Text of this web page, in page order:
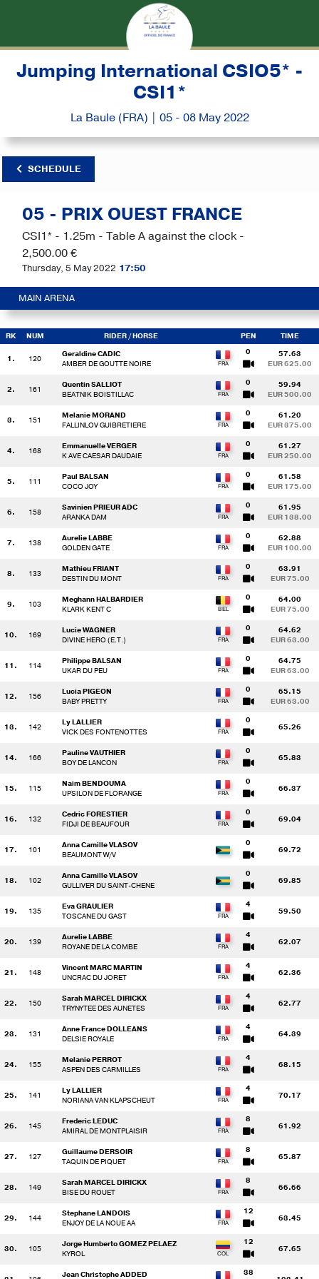
Jumping International CSIO5* -
CSI1*
La Baule (FRA) | 05 - 08 May 2022
SCHEDULE
05 - PRIX OUEST FRANCE
CSI1* - 1.25m - Table A against the clock -
2,500.00 €
Thursday, 5 May 2022 17:50
MAIN ARENA
RK NUM RIDER/ HORSE PEN TIME
1. 120
Geraldine CADIC
AMBER DE GOUTTE NOIRE
0 57.63
EUR 625.00
2. 161
Quentin SALLIOT
BEATNIK BOISTILLAC
0 59.94
EUR 500.00
3. 151
Melanie MORAND
FALLINLOV GUIBRETIERE
0 61.20
EUR 375.00
4. 168
Emmanuelle VERGER
K AVE CAESAR DAUDAIE
0 61.27
EUR 250.00
5. 111
Paul BALSAN
COCO JOY
0 61.58
EUR 175.00
6. 158
Savinien PRIEUR ADC
ARANKA DAM
0 61.95
EUR 138.00
7. 138
Aurelie LABBE
GOLDEN GATE
0 62.88
EUR 100.00
8. 133
Mathieu FRIANT
DESTIN DU MONT
0 63.91
EUR 75.00
9. 103
Meghann HALBARDIER
KLARK KENT C
0 64.00
EUR 75.00
10. 169
Lucie WAGNER
DIVINE HERO (E.T.)
0 64.62
EUR 63.00
11. 114
Philippe BALSAN
UKAR DU PEU
0 64.75
EUR 63.00
12. 156
Lucia PIGEON
BABY PRETTY
0 65.15
EUR 63.00
13. 142
Ly LALLIER
VICK DES FONTENOTTES
0
65.26
14. 166
Pauline VAUTHIER
BOY DE LANCON
0
65.83
15. 115
Naim BENDOUMA
UPSILON DE FLORANGE
0
66.37
16. 132
Cedric FORESTIER
FIDJI DE BEAUFOUR
0
69.04
17. 101
Anna Camille VLASOV
BEAUMONT W/V
0
69.72
18. 102
Anna Camille VLASOV
GULLIVER DU SAINT-CHENE
0
69.85
19. 135
Eva GRAULIER
TOSCANE DU GAST
4
59.50
20. 139
Aurelie LABBE
ROYANE DE LA COMBE
4
62.07
21. 148
Vincent MARC MARTIN
UNCRAC DU JORET
4
62.36
22. 150
Sarah MARCEL DIRICKX
TRYNYTEE DES AUNETES
4
62.77
23. 131
Anne France DOLLEANS
DELSIE ROYALE
4
64.39
24. 155
Melanie PERROT
ASPEN DES CARMILLES
4
68.15
25. 141
Ly LALLIER
NORIANA VAN KLAPSCHEUT
4
70.17
26. 145
Frederic LEDUC
AMIRAL DE MONTPLAISIR
8
61.92
27. 127
Guillaume DERSOIR
TAQUIN DE PIQUET
8
65.87
28. 149
Sarah MARCEL DIRICKX
BISE DU ROUET
8
66.66
29. 144
Stephane LANDOIS
ENJOY DE LA NOUE AA
12
63.45
30. 105
Jorge Humberto GOMEZ PELAEZ
KYROL
12
67.65
Jean Christophe ADDED 38